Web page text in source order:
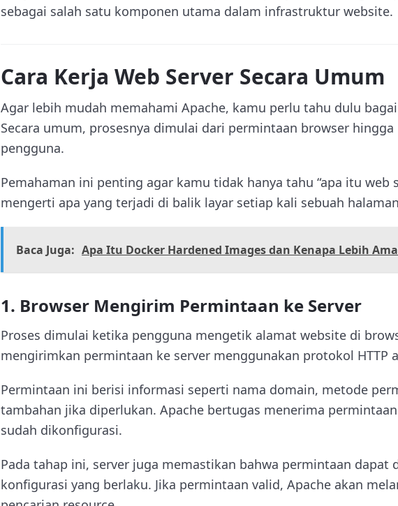
sebagai salah satu komponen utama dalam infrastruktur website.
Cara Kerja Web Server Secara Umum
Agar lebih mudah memahami Apache, kamu perlu tahu dulu
Secara umum, prosesnya dimulai dari permintaan browser
pengguna.
Pemahaman ini penting agar kamu tidak hanya tahu “apa itu web
mengerti apa yang terjadi di balik layar setiap kali sebuah
Baca Juga: Apa Itu Docker Hardened Images dan Kenapa Lebih
1. Browser Mengirim Permintaan ke Server
Proses dimulai ketika pengguna mengetik alamat website di
mengirimkan permintaan ke server menggunakan protokol HTTP
Permintaan ini berisi informasi seperti nama domain, metode
tambahan jika diperlukan. Apache bertugas menerima
sudah dikonfigurasi.
Pada tahap ini, server juga memastikan bahwa permintaan dapat
konfigurasi yang berlaku. Jika permintaan valid, Apache akan